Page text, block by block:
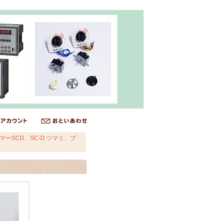
ーSCD、SC-D ツマミ、プ